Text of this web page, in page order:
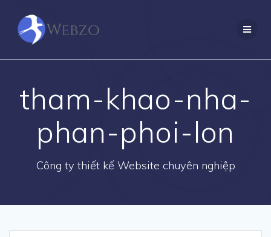
tham-khao-nha-
phan-phoi-lon
Công ty thiết kế Website chuyên nghiệp